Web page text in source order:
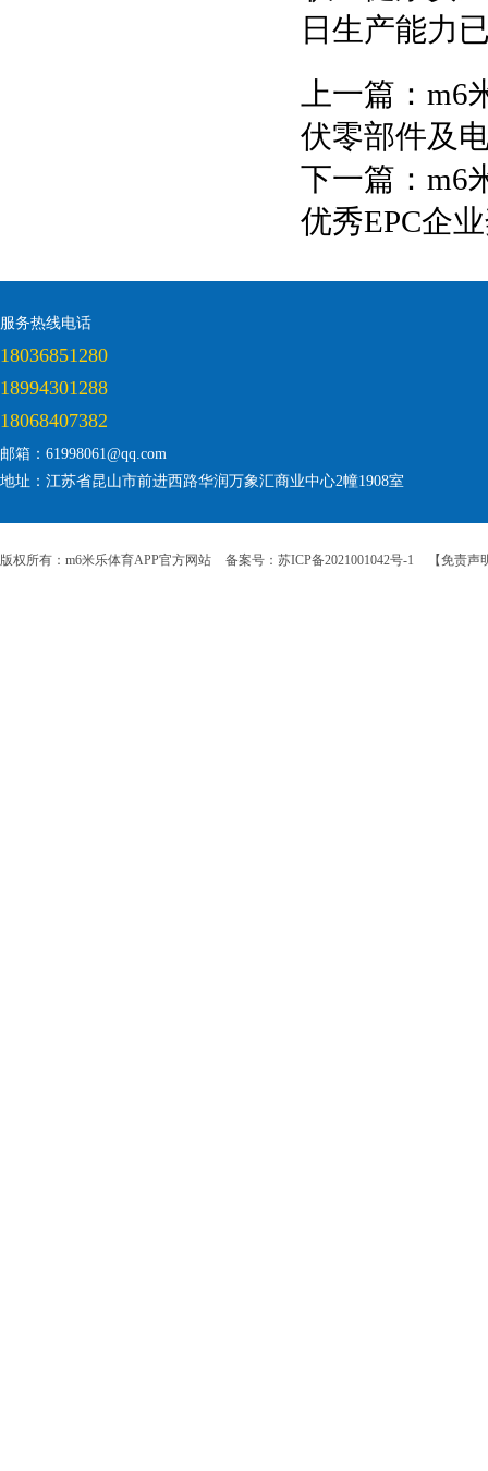
日生产能力
上一篇： m6
伏零部件及
下一篇： m6
优秀EPC企
服务热线电话
18036851280
18994301288
18068407382
邮箱：61998061@qq.com
地址：江苏省昆山市前进西路华润万象汇商业中心2幢1908室
版权所有：m6米乐体育APP官方网站 备案号：苏ICP备2021001042号-1 【免责声